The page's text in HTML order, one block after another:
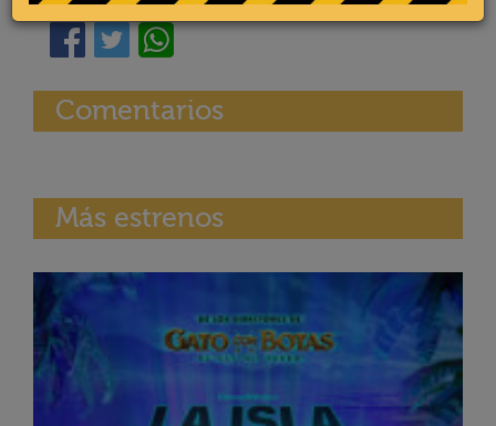
Comentarios
Más estrenos